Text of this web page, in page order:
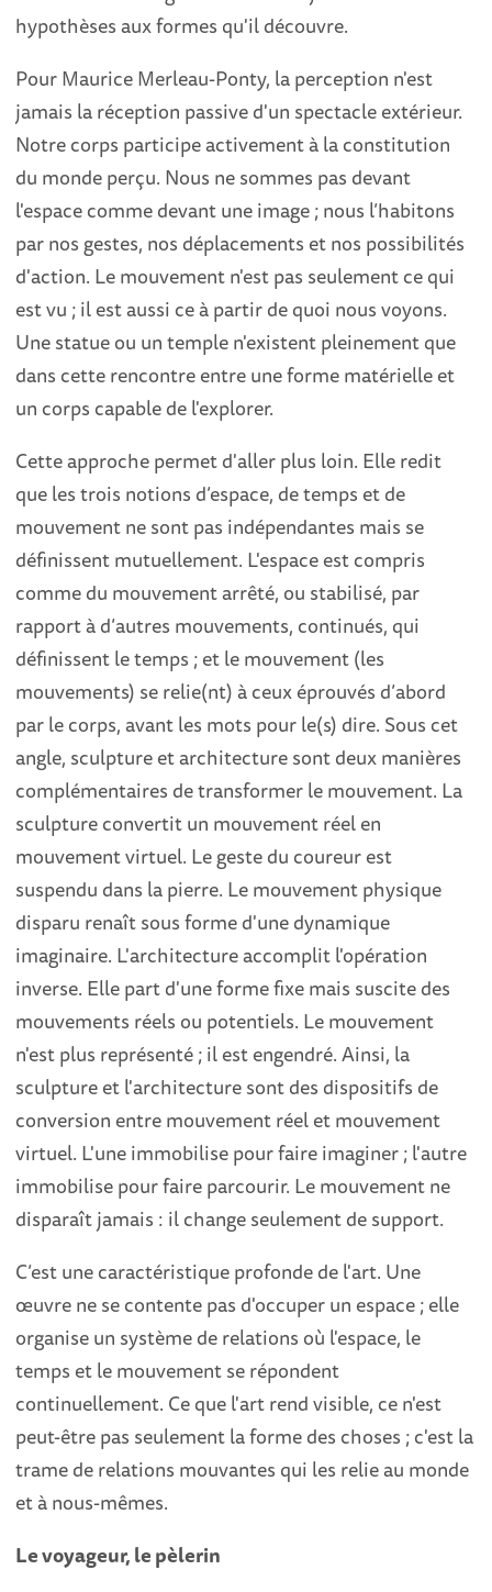
hypothèses aux formes qu'il découvre.
Pour Maurice Merleau-Ponty, la perception n'est
jamais la réception passive d'un spectacle extérieur.
Notre corps participe activement à la constitution
du monde perçu. Nous ne sommes pas devant
l'espace comme devant une image ; nous l’habitons
par nos gestes, nos déplacements et nos possibilités
d'action. Le mouvement n'est pas seulement ce qui
est vu ; il est aussi ce à partir de quoi nous voyons.
Une statue ou un temple n'existent pleinement que
dans cette rencontre entre une forme matérielle et
un corps capable de l'explorer.
Cette approche permet d'aller plus loin. Elle redit
que les trois notions d’espace, de temps et de
mouvement ne sont pas indépendantes mais se
définissent mutuellement. L'espace est compris
comme du mouvement arrêté, ou stabilisé, par
rapport à d’autres mouvements, continués, qui
définissent le temps ; et le mouvement (les
mouvements) se relie(nt) à ceux éprouvés d’abord
par le corps, avant les mots pour le(s) dire. Sous cet
angle, sculpture et architecture sont deux manières
complémentaires de transformer le mouvement. La
sculpture convertit un mouvement réel en
mouvement virtuel. Le geste du coureur est
suspendu dans la pierre. Le mouvement physique
disparu renaît sous forme d'une dynamique
imaginaire. L'architecture accomplit l'opération
inverse. Elle part d'une forme fixe mais suscite des
mouvements réels ou potentiels. Le mouvement
n'est plus représenté ; il est engendré. Ainsi, la
sculpture et l'architecture sont des dispositifs de
conversion entre mouvement réel et mouvement
virtuel. L'une immobilise pour faire imaginer ; l'autre
immobilise pour faire parcourir. Le mouvement ne
disparaît jamais : il change seulement de support.
C’est une caractéristique profonde de l'art. Une
œuvre ne se contente pas d'occuper un espace ; elle
organise un système de relations où l'espace, le
temps et le mouvement se répondent
continuellement. Ce que l'art rend visible, ce n'est
peut-être pas seulement la forme des choses ; c'est la
trame de relations mouvantes qui les relie au monde
et à nous-mêmes.
Le voyageur, le pèlerin